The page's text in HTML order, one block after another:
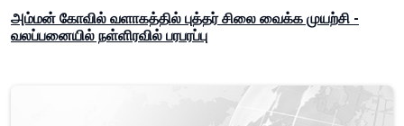
அம்மன் கோவில் வளாகத்தில் புத்தர் சிலை வைக்க முயற்சி -
வலப்பனையில் நள்ளிரவில் பரபரப்பு